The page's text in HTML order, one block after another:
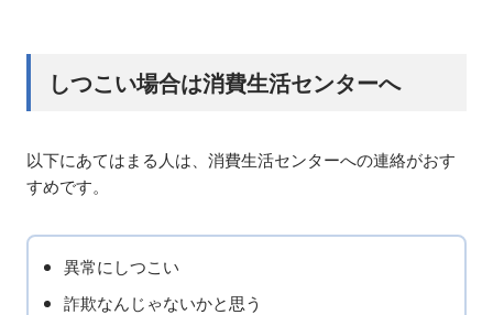
しつこい場合は消費生活センターへ
以下にあてはまる人は、消費生活センターへの連絡がおす
すめです。
異常にしつこい
詐欺なんじゃないかと思う